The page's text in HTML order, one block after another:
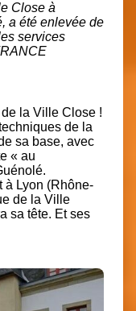
Close à
a été enlevée de
services
la Ville Close !
de la
sa base, avec
« au
à Lyon (Rhône-
de la Ville
sa tête. Et ses